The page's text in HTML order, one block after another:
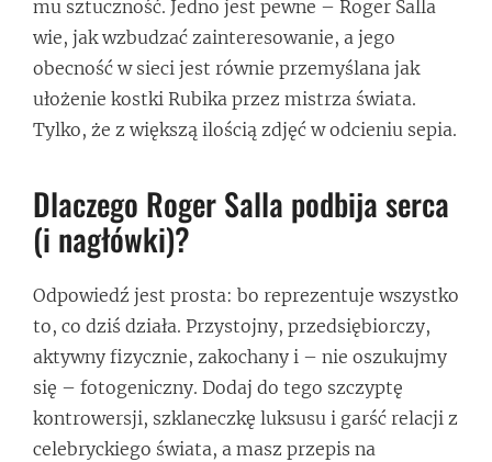
mu sztuczność. Jedno jest pewne – Roger Salla
wie, jak wzbudzać zainteresowanie, a jego
obecność w sieci jest równie przemyślana jak
ułożenie kostki Rubika przez mistrza świata.
Tylko, że z większą ilością zdjęć w odcieniu sepia.
Dlaczego Roger Salla podbija serca
(i nagłówki)?
Odpowiedź jest prosta: bo reprezentuje wszystko
to, co dziś działa. Przystojny, przedsiębiorczy,
aktywny fizycznie, zakochany i – nie oszukujmy
się – fotogeniczny. Dodaj do tego szczyptę
kontrowersji, szklaneczkę luksusu i garść relacji z
celebryckiego świata, a masz przepis na